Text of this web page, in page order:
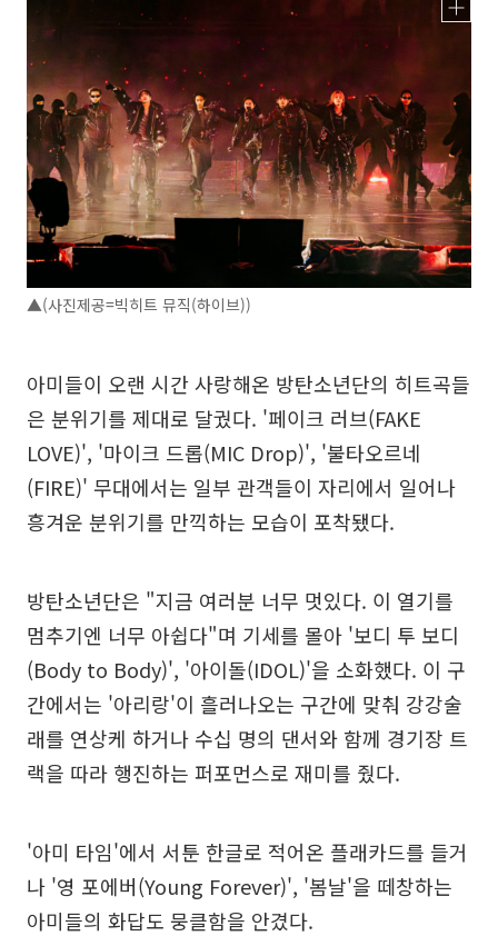
▲(사진제공=빅히트 뮤직(하이브))
아미들이 오랜 시간 사랑해온 방탄소년단의 히트곡들
은 분위기를 제대로 달궜다. '페이크 러브(FAKE
LOVE)', '마이크 드롭(MIC Drop)', '불타오르네
(FIRE)' 무대에서는 일부 관객들이 자리에서 일어나
흥겨운 분위기를 만끽하는 모습이 포착됐다.
방탄소년단은 "지금 여러분 너무 멋있다. 이 열기를
멈추기엔 너무 아쉽다"며 기세를 몰아 '보디 투 보디
(Body to Body)', '아이돌(IDOL)'을 소화했다. 이 구
간에서는 '아리랑'이 흘러나오는 구간에 맞춰 강강술
래를 연상케 하거나 수십 명의 댄서와 함께 경기장 트
랙을 따라 행진하는 퍼포먼스로 재미를 줬다.
'아미 타임'에서 서툰 한글로 적어온 플래카드를 들거
나 '영 포에버(Young Forever)', '봄날'을 떼창하는
아미들의 화답도 뭉클함을 안겼다.